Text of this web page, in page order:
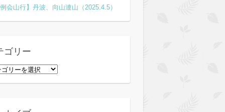
会山行】丹波、向山連山（2025.4.5）
ゴリー